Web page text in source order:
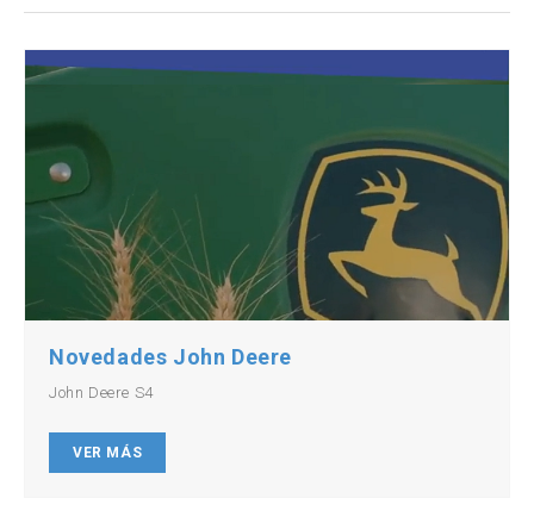
Novedades John Deere
John Deere S4
VER MÁS